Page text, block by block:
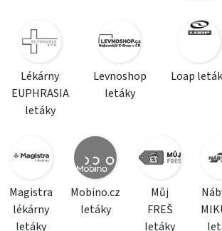
Lékárny
EUPHRASIA
letáky
Levnoshop
letáky
Loap
Magistra
lékárny
letáky
Mobino.cz
letáky
Můj
FREŠ
letáky